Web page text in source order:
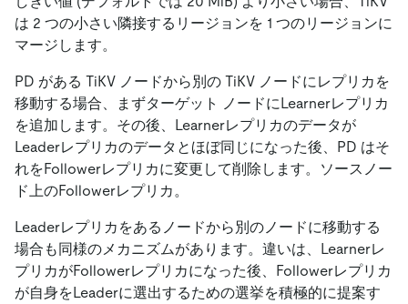
は 2 つの小さい隣接するリージョンを 1 つのリージョンに
マージします。
PD がある TiKV ノードから別の TiKV ノードにレプリカを
移動する場合、まずターゲット ノードにLearnerレプリカ
を追加します。その後、Learnerレプリカのデータが
Leaderレプリカのデータとほぼ同じになった後、PD はそ
れをFollowerレプリカに変更して削除します。ソースノー
ド上のFollowerレプリカ。
Leaderレプリカをあるノードから別のノードに移動する
場合も同様のメカニズムがあります。違いは、Learnerレ
プリカがFollowerレプリカになった後、Followerレプリカ
が自身をLeaderに選出するための選挙を積極的に提案す